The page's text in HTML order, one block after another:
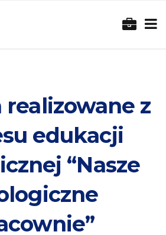
narzędzi
realizowane z
edukacji
“Nasze